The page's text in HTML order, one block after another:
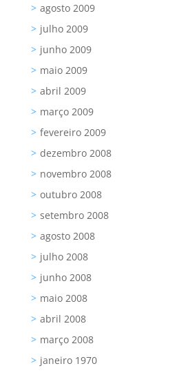
agosto 2009
julho 2009
junho 2009
maio 2009
abril 2009
março 2009
fevereiro 2009
dezembro 2008
novembro 2008
outubro 2008
setembro 2008
agosto 2008
julho 2008
junho 2008
maio 2008
abril 2008
março 2008
janeiro 1970